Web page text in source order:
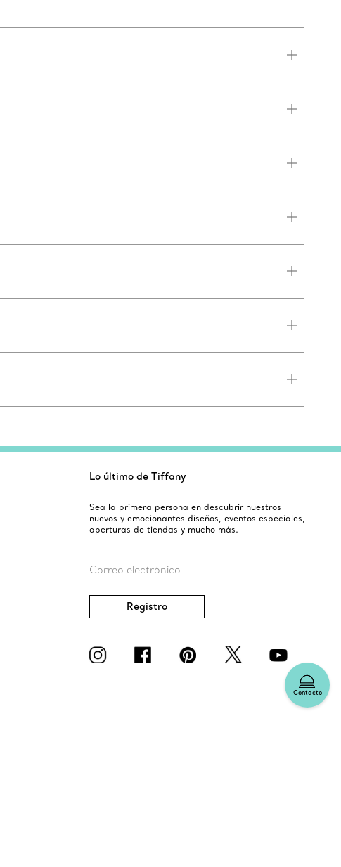
Contacto
Lo último de Tiffany
Sea la primera persona en descubrir nuestros
nuevos y emocionantes diseños, eventos especiales,
aperturas de tiendas y mucho más.
Correo electrónico
Registro